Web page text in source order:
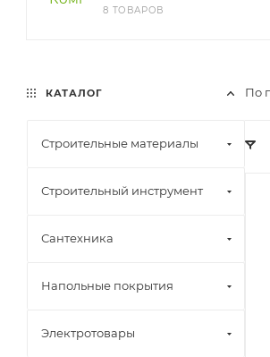
8 ТОВАРОВ
По
КАТАЛОГ
Строительные материалы
Строительный инструмент
Сантехника
Напольные покрытия
Электротовары